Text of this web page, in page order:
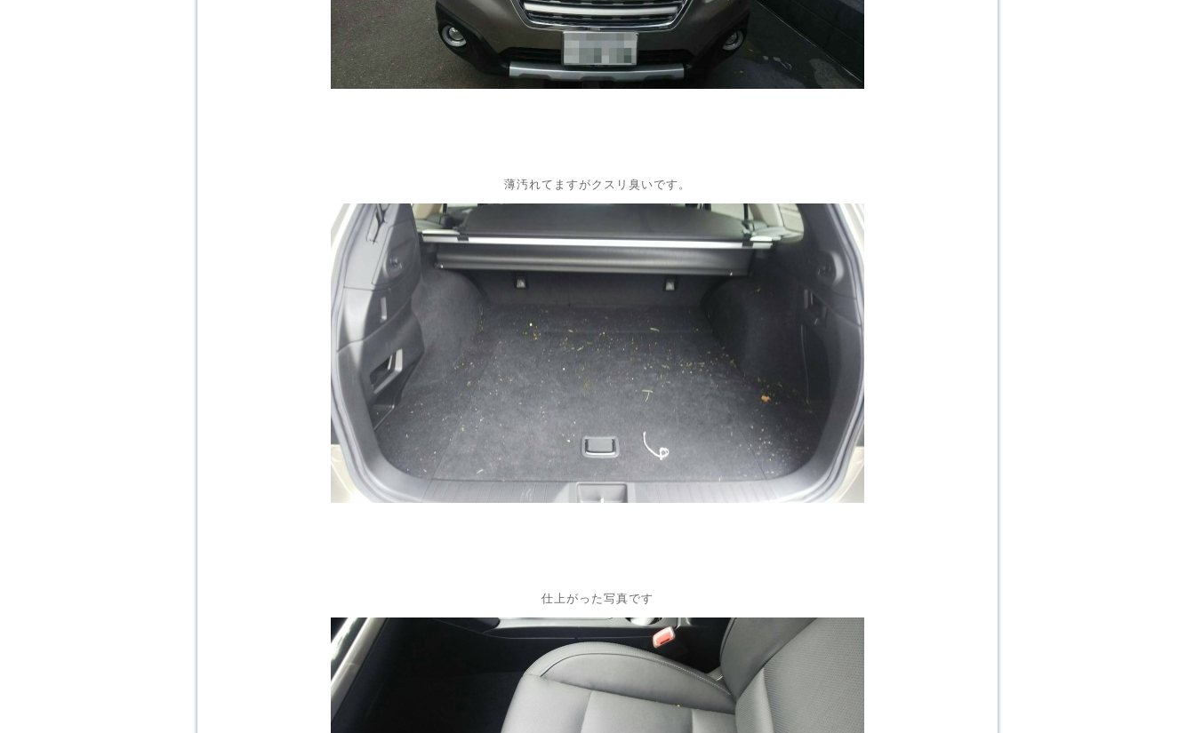
薄汚れてますがクスリ臭いです。
仕上がった写真です